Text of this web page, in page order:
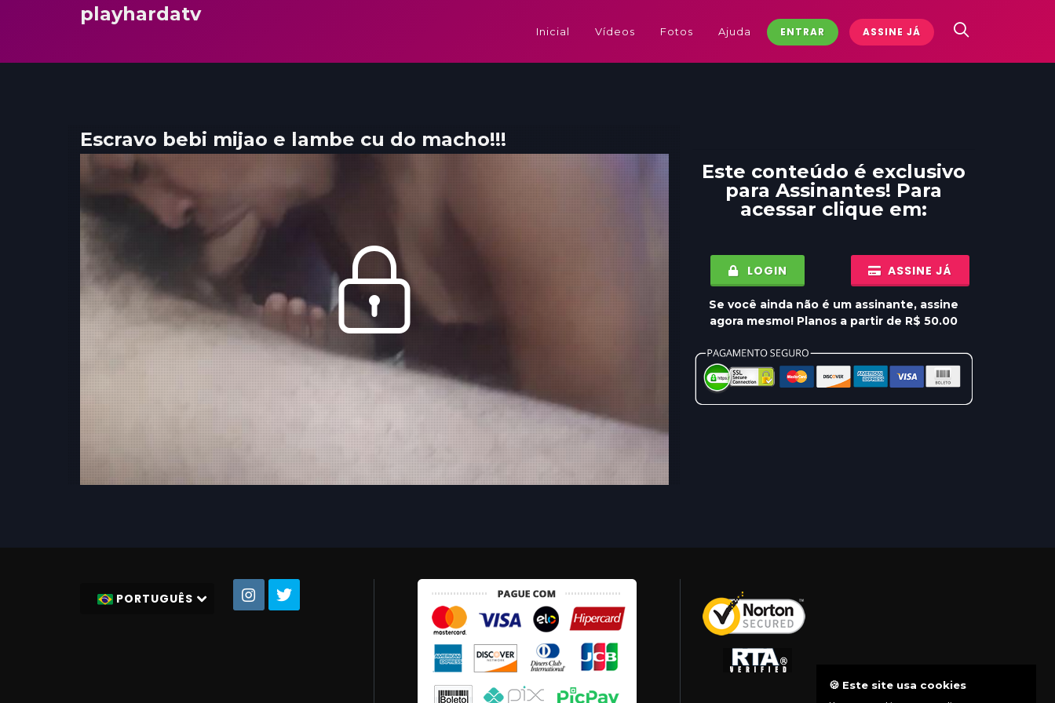
playhardatv
Inicial Vídeos Fotos Ajuda ENTRAR ASSINE JÁ
Escravo bebi mijao e lambe cu do macho!!!
Este conteúdo é exclusivo
para Assinantes! Para
acessar clique em:
LOGIN ASSINE JÁ
Se você ainda não é um assinante, assine
agora mesmo! Planos a partir de R$ 50.00
PORTUGUÊS
🍪 Este site usa cookies